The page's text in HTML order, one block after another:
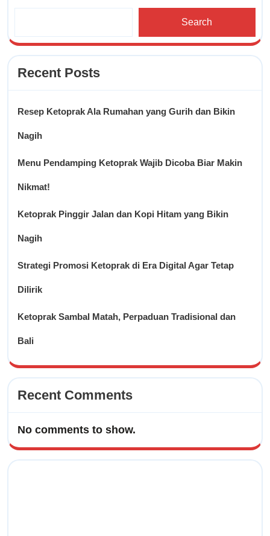
Search
Recent Posts
Resep Ketoprak Ala Rumahan yang Gurih dan Bikin
Nagih
Menu Pendamping Ketoprak Wajib Dicoba Biar Makin
Nikmat!
Ketoprak Pinggir Jalan dan Kopi Hitam yang Bikin
Nagih
Strategi Promosi Ketoprak di Era Digital Agar Tetap
Dilirik
Ketoprak Sambal Matah, Perpaduan Tradisional dan
Bali
Recent Comments
No comments to show.